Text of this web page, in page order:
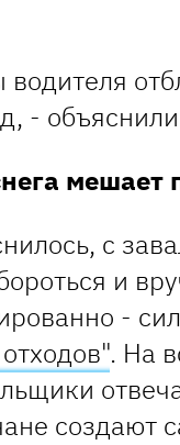
-
мешает
с
и
-
. На
создают